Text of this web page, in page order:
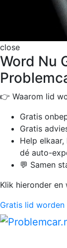
close
Word Nu
👉 Waarom lid
Gratis
Gratis
Help
dé auto-
💬 Samen
Klik hieronder en
Gratis lid worden